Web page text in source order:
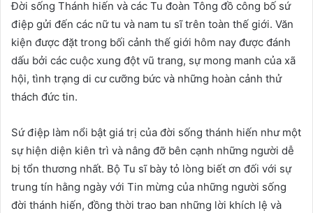
Đời sống Thánh hiến và các Tu đoàn Tông đồ công bố sứ
điệp gửi đến các nữ tu và nam tu sĩ trên toàn thế giới. Văn
kiện được đặt trong bối cảnh thế giới hôm nay được đánh
dấu bởi các cuộc xung đột vũ trang, sự mong manh của xã
hội, tình trạng di cư cưỡng bức và những hoàn cảnh thử
thách đức tin.
Sứ điệp làm nổi bật giá trị của đời sống thánh hiến như một
sự hiện diện kiên trì và nâng đỡ bên cạnh những người dễ
bị tổn thương nhất. Bộ Tu sĩ bày tỏ lòng biết ơn đối với sự
trung tín hằng ngày với Tin mừng của những người sống
đời thánh hiến, đồng thời trao ban những lời khích lệ và